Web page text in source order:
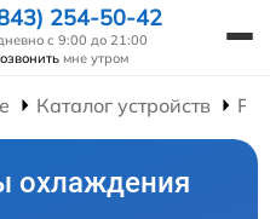
254-50-42
с 9:00 до 21:00
мне утром
Каталог устройств
охлаждения